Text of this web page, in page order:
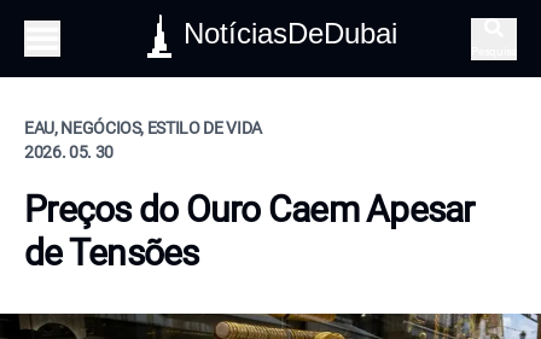
NotíciasDeDubai
EAU, NEGÓCIOS, ESTILO DE VIDA
2026. 05. 30
Preços do Ouro Caem Apesar
de Tensões